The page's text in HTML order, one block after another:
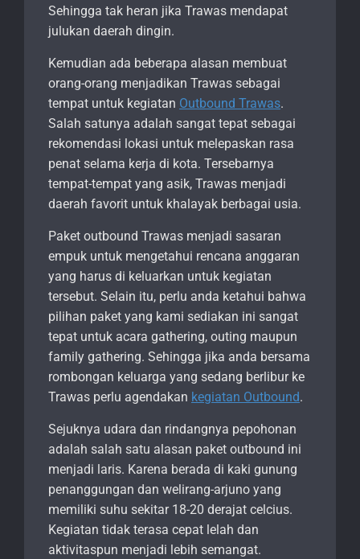
Sehingga tak heran jika Trawas mendapat
julukan daerah dingin.
Kemudian ada beberapa alasan membuat
orang-orang menjadikan Trawas sebagai
tempat untuk kegiatan Outbound Trawas.
Salah satunya adalah sangat tepat sebagai
rekomendasi lokasi untuk melepaskan rasa
penat selama kerja di kota. Tersebarnya
tempat-tempat yang asik, Trawas menjadi
daerah favorit untuk khalayak berbagai usia.
Paket outbound Trawas menjadi sasaran
empuk untuk mengetahui rencana anggaran
yang harus di keluarkan untuk kegiatan
tersebut. Selain itu, perlu anda ketahui bahwa
pilihan paket yang kami sediakan ini sangat
tepat untuk acara gathering, outing maupun
family gathering. Sehingga jika anda bersama
rombongan keluarga yang sedang berlibur ke
Trawas perlu agendakan kegiatan Outbound.
Sejuknya udara dan rindangnya pepohonan
adalah salah satu alasan paket outbound ini
menjadi laris. Karena berada di kaki gunung
penanggungan dan welirang-arjuno yang
memiliki suhu sekitar 18-20 derajat celcius.
Kegiatan tidak terasa cepat lelah dan
aktivitaspun menjadi lebih semangat.